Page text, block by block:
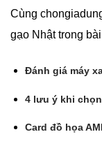
Cùng
gạo Nhật trong
Đánh giá máy
4 lưu ý khi
Card đồ họa